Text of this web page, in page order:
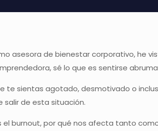
asesora de bienestar corporativo, he
sé lo que es sentirse
te sientas agotado, desmotivado o
salir de esta situación.
burnout, por qué nos afecta tanto